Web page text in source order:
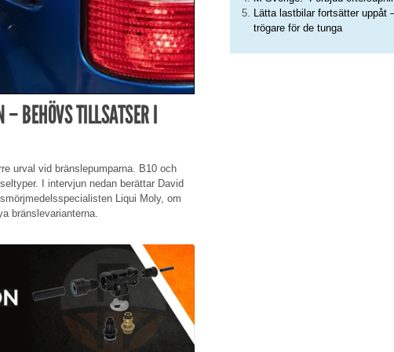
BEHÖVS TILLSATSER I
urval vid bränslepumparna. B10 och
I intervjun nedan berättar David
Liqui Moly, om
bränslevarianterna.
Lätta lastbilar fortsätter uppåt
trögare för de tunga